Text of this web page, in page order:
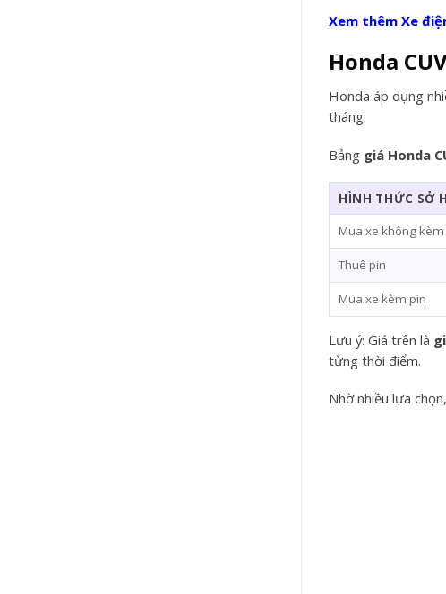
Xem thêm Xe
Honda
Honda áp dụng
tháng.
Bảng giá Honda
HÌNH THỨC SỞ
Mua xe không kèm
Thuê pin
Mua xe kèm pin
Lưu ý: Giá trên là
từng thời điểm.
Nhờ nhiều lựa